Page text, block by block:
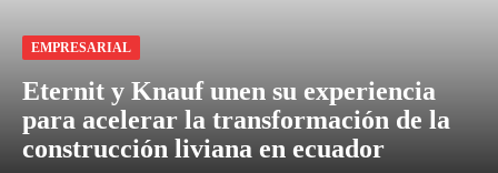
EMPRESARIAL
Eternit y Knauf unen su experiencia
para acelerar la transformación de la
construcción liviana en ecuador